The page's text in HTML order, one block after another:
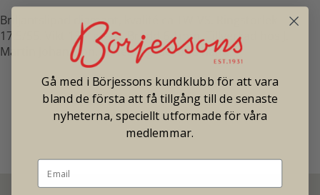
Briljantslipad diamant, kvalité ca TW-VS. Ringstorlek
17,5/55. Vikt 13,7 gram. Bredd 6,1mm. Tillverkad hos J.
Martin Johansson, Göteborg. Second hand.
Pris: 48 500
Tradionellt butikspris: 80 000
Gå med i Börjessons kundklubb för att vara
bland de första att få tillgång till de senaste
nyheterna, speciellt utformade för våra
medlemmar.